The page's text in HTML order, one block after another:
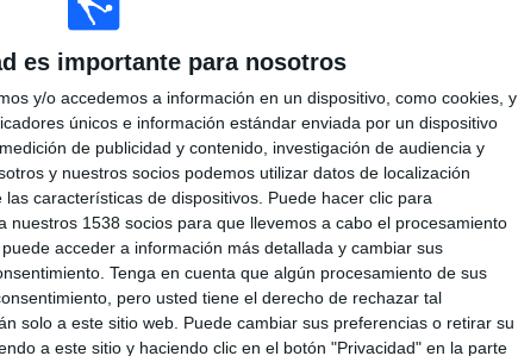
es importante para nosotros
y/o accedemos a información en un dispositivo, como cookies, y
únicos e información estándar enviada por un dispositivo
de publicidad y contenido, investigación de audiencia y
y nuestros socios podemos utilizar datos de localización
características de dispositivos. Puede hacer clic para
nuestros 1538 socios para que llevemos a cabo el procesamiento
acceder a información más detallada y cambiar sus
Tenga en cuenta que algún procesamiento de sus
pero usted tiene el derecho de rechazar tal
solo a este sitio web. Puede cambiar sus preferencias o retirar su
a este sitio y haciendo clic en el botón "Privacidad" en la parte
Real Unión Tenerife Arucas FC
Movidadeportivatv
YouTube
Real Unión Tenerife Unión Sur Yaiza
Movidadeportivatv
YouTube
YOUTUBE EN ESPAÑA
y dónde se televisan los partidos del canal